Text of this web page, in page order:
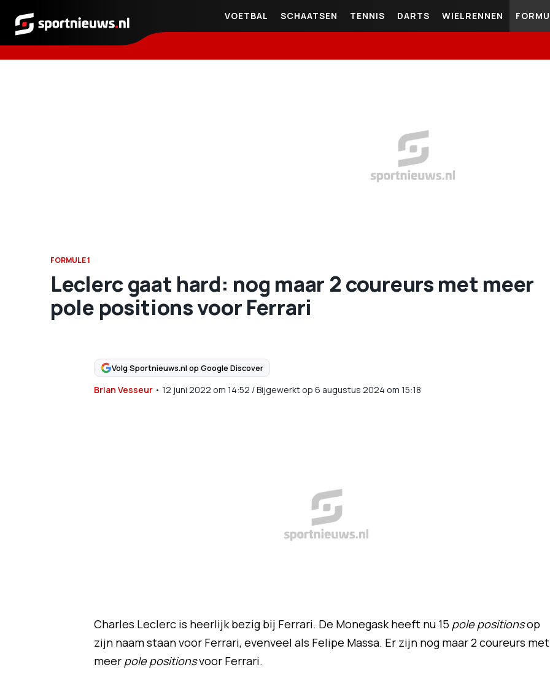
Sportnieuws.nl
VOETBAL SCHAATSEN TENNIS DARTS WIELRENNEN
FORMULE 1
Leclerc gaat hard: nog maar 2 coureurs met meer
pole positions voor Ferrari
Volg Sportnieuws.nl op Google Discover
Brian Vesseur• 12 juni 2022 om 14:52 /Bijgewerkt op 6 augustus 2024 om 15:18
Charles Leclerc is heerlijk bezig bij Ferrari. De Monegask heeft nu 15 pole positionsop
zijn naam staan voor Ferrari, evenveel als Felipe Massa. Er zijn nog maar 2 coureurs met
meer pole positionsvoor Ferrari.